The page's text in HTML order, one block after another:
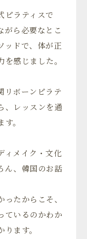
ピラティスで
がら必要なとこ
ッドで、体が正
感じました。
リボーンピラテ
、レッスンを通
。
ィメイク・文化
ん、韓国のお話
たからこそ、
ているのかわか
ます。